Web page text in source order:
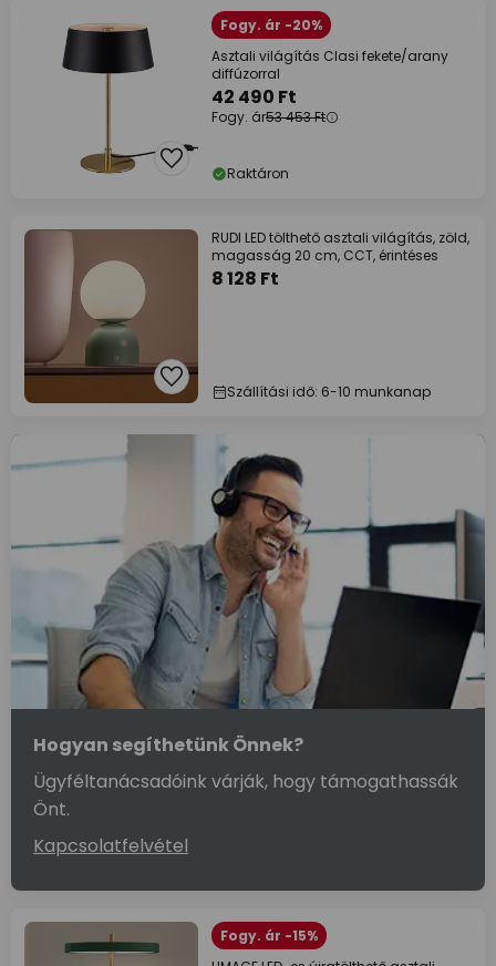
Fogy. ár -20%
Asztali világítás Clasi fekete/arany
diffúzorral
42 490 Ft
Fogy. ár53 453 Ft
Raktáron
RUDI LED tölthető asztali világítás, zöld,
magasság 20 cm, CCT, érintéses
8 128 Ft
Szállítási idő: 6-10 munkanap
Hogyan segíthetünk Önnek?
Ügyféltanácsadóink várják, hogy támogathassák
Önt.
Kapcsolatfelvétel
Fogy. ár -15%